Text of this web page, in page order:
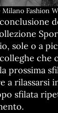
Fashion
sole o a
che
prossima
a rilassarsi
sfilata